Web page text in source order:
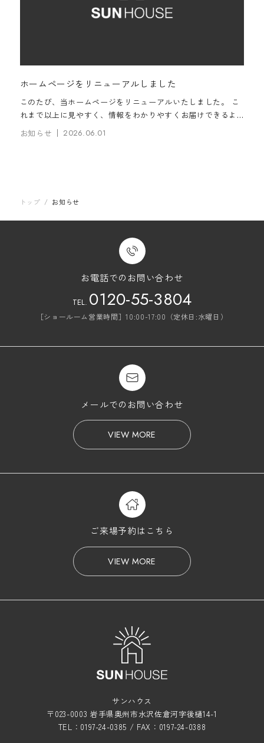
ホームページをリニューアルしました
このたび、当ホームページをリニューアルいたしました。 こ
れまで以上に見やすく、情報をわかりやすくお届けできるよ
う改善しております。 今後ともどうぞよろしくお願いいたし
ます。
お知らせ 2026.06.01
トップ / お知らせ
お電話でのお問い合わせ
TEL. 0120-55-3804
［ショールーム営業時間］10:00-17:00（定休日:水曜日）
メールでのお問い合わせ
VIEW MORE
ご来場予約はこちら
VIEW MORE
サンハウス
〒023-0003 岩手県奥州市水沢佐倉河字後樋14-1
TEL：0197-24-0385 / FAX：0197-24-0388